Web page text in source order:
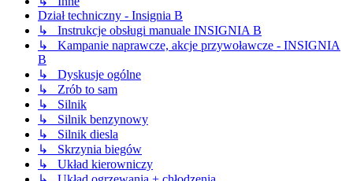
Dział techniczny - Insignia B
↳ Instrukcje obsługi manuale INSIGNIA B
↳ Kampanie naprawcze, akcje przywoławcze - INSIGNIA
B
↳ Dyskusje ogólne
↳ Zrób to sam
↳ Silnik
↳ Silnik benzynowy
↳ Silnik diesla
↳ Skrzynia biegów
↳ Układ kierowniczy